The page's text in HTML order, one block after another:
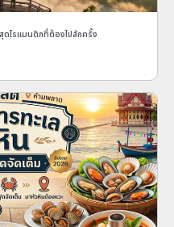
ดโรแมนติกที่ต้องไปสักครั้ง